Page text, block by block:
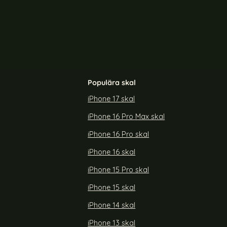
Populära skal
iPhone 17 skal
iPhone 16 Pro Max skal
iPhone 16 Pro skal
iPhone 16 skal
iPhone 15 Pro skal
iPhone 15 skal
iPhone 14 skal
iPhone 13 skal